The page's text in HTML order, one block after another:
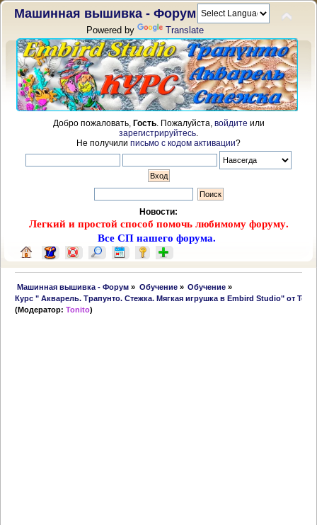
Машинная вышивка - Форум
Powered by Translate
Добро пожаловать, Гость. Пожалуйста, войдите или
зарегистрируйтесь
Не получили письмо с кодом активации?
Новости:
Легкий и простой способ помочь любимому форуму.
Все СП нашего форума.
Машинная вышивка - Форум » Обучение» Обучение »
Курс " Акварель. Трапунто. Стежка. Мягкая игрушка в Embird Studio" от
(Модератор:Tonito)